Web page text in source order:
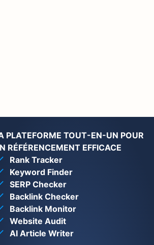
PLATEFORME TOUT-EN-UN POUR
RÉFÉRENCEMENT EFFICACE
Rank Tracker
Keyword Finder
SERP Checker
Backlink Checker
Backlink Monitor
Website Audit
AI Article Writer